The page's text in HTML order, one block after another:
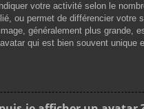
votre activité selon le
ou permet de différencier votre
généralement plus grande,
qui est bien souvent unique